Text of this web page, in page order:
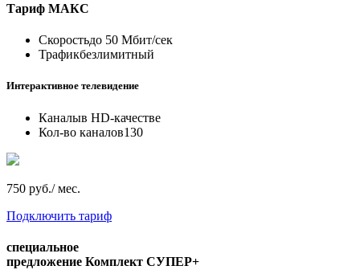
Тариф МАКС
Скоростьдо 50 Мбит/сек
Трафикбезлимитный
Интерактивное телевидение
Каналыв HD-качестве
Кол-во каналов130
750 руб./ мес.
Подключить тариф
специальное
предложение Комплект СУПЕР+